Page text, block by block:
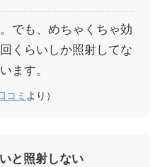
でも、めちゃくちゃ効
くらいしか照射してな
ます。
コミ より）
と照射しない